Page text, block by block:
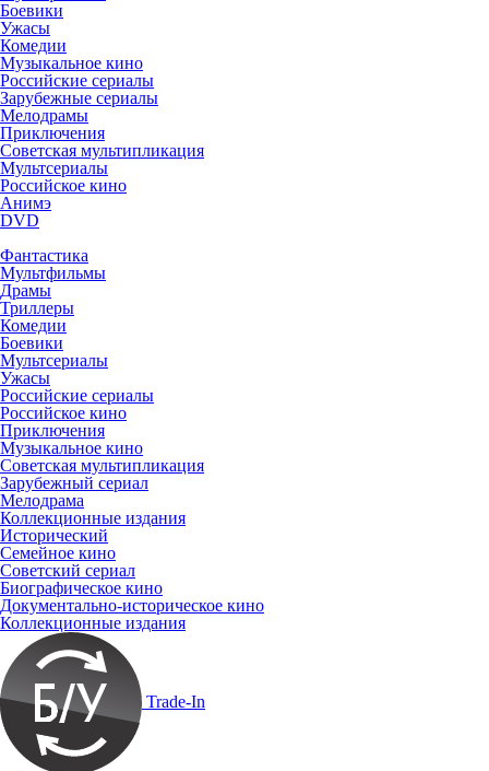
Боевики
Ужасы
Комедии
Музыкальное кино
Российские сериалы
Зарубежные сериалы
Мелодрамы
Приключения
Советская мультипликация
Мультсериалы
Российское кино
Анимэ
DVD
Фантастика
Мультфильмы
Драмы
Триллеры
Комедии
Боевики
Мультсериалы
Ужасы
Российские сериалы
Российское кино
Приключения
Музыкальное кино
Советская мультипликация
Зарубежный сериал
Мелодрама
Коллекционные издания
Исторический
Семейное кино
Советский сериал
Биографическое кино
Документально-историческое кино
Коллекционные издания
Trade-In